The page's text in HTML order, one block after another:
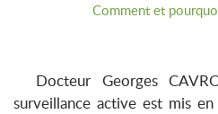
Comment et
Docteur Georges
surveillance active est mis